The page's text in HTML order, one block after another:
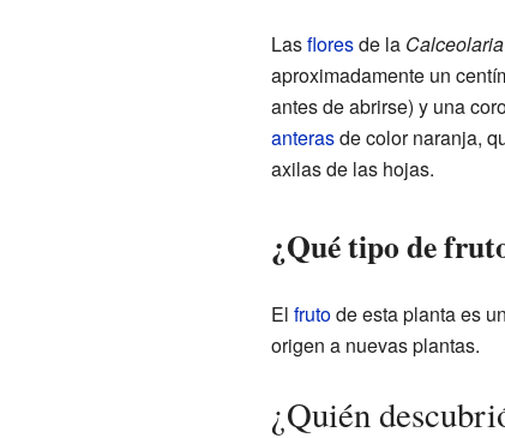
Lasfloresde la
aproximadamente un
antes de abrirse) y una
anterasde color naranja,
axilas de las hojas.
¿Qué tipo de
El frutode esta planta es
origen a nuevas plantas.
¿Quién